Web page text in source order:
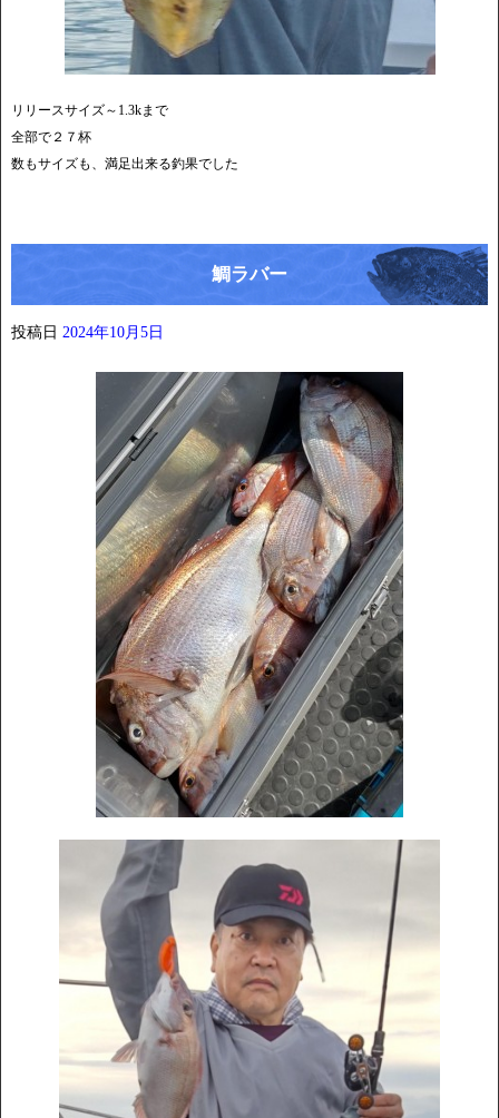
リリースサイズ～1.3kまで
全部で２７杯
数もサイズも、満足出来る釣果でした
鯛ラバー
投稿日 2024年10月5日